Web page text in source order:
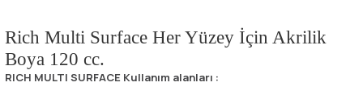
Rich Multi Surface Her Yüzey İçin Akrilik
Boya 120 cc.
RICH MULTI SURFACE Kullanım alanları :